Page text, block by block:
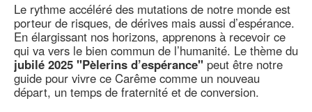
Le rythme accéléré des mutations de notre monde est
porteur de risques, de dérives mais aussi d’espérance.
En élargissant nos horizons, apprenons à recevoir ce
qui va vers le bien commun de l’humanité. Le thème du
jubilé 2025 "Pèlerins d’espérance" peut être notre
guide pour vivre ce Carême comme un nouveau
départ, un temps de fraternité et de conversion.